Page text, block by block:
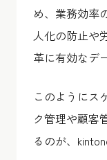
め、業務効率
人化の防止や
革に有効なデ
このようにス
ク管理や顧客
るのが、